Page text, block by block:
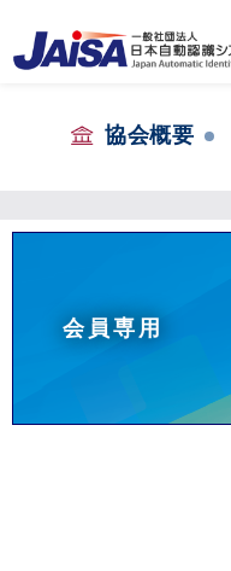
協会概要
会員専用